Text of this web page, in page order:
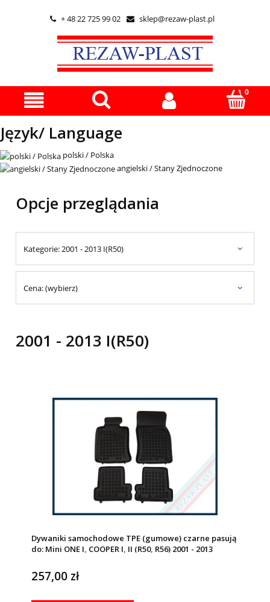
 + 48 22 725 99 02  sklep@rezaw-plast.pl
Język/ Language
polski / Polska
angielski / Stany Zjednoczone
Opcje przeglądania
Kategorie: 2001 - 2013 I(R50)
Cena: (wybierz)
2001 - 2013 I(R50)
Dywaniki samochodowe TPE (gumowe) czarne pasują
do: Mini ONE I, COOPER I, II (R50, R56) 2001 - 2013
257,00 zł